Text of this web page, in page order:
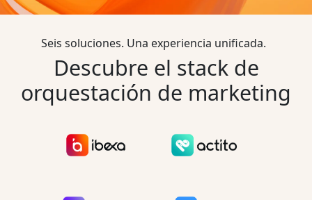
Seis soluciones. Una experiencia unificada.
Descubre el stack de
orquestación de marketing